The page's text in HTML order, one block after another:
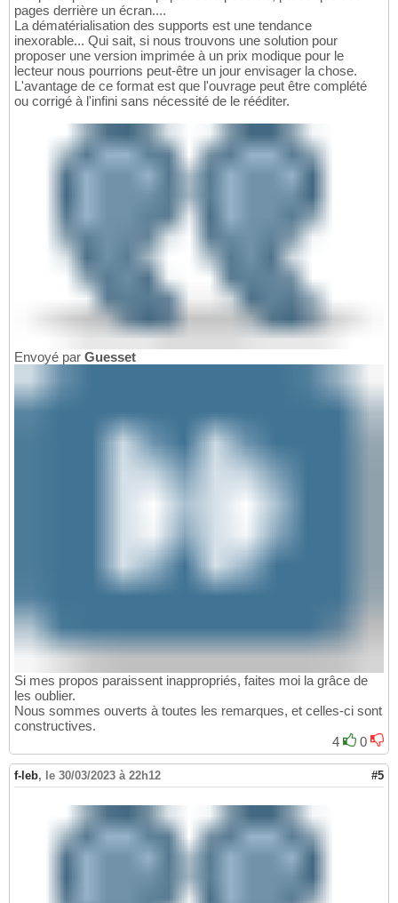
pages derrière un écran....
La dématérialisation des supports est une tendance
inexorable... Qui sait, si nous trouvons une solution pour
proposer une version imprimée à un prix modique pour le
lecteur nous pourrions peut-être un jour envisager la chose.
L'avantage de ce format est que l'ouvrage peut être complété
ou corrigé à l'infini sans nécessité de le rééditer.
Envoyé par Guesset
Si mes propos paraissent inappropriés, faites moi la grâce de
les oublier.
Nous sommes ouverts à toutes les remarques, et celles-ci sont
constructives.
4
0
f-leb, le 30/03/2023 à 22h12 #5